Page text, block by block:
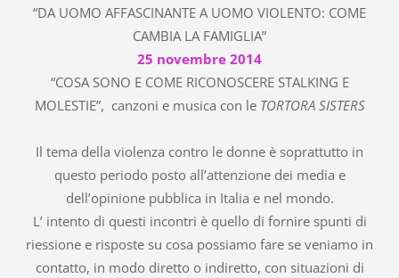
“DA UOMO AFFASCINANTE A UOMO VIOLENTO: COME
CAMBIA LA FAMIGLIA”
25 novembre 2014
“COSA SONO E COME RICONOSCERE STALKING E
MOLESTIE”, canzoni e musica con leTORTORA SISTERS
Il tema della violenza contro le donne è soprattutto in
questo periodo posto all’attenzione dei media e
dell’opinione pubblica in Italia e nel mondo.
L’ intento di questi incontri è quello di fornire spunti di
riessione e risposte su cosa possiamo fare se veniamo in
contatto, in modo diretto o indiretto, con situazioni di